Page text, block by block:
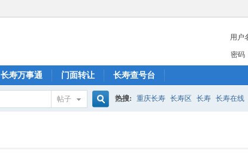
用户
密码
长寿万事通 门面转让 长寿查号台
帖子 热搜: 重庆长寿 长寿区 长寿 长寿在线